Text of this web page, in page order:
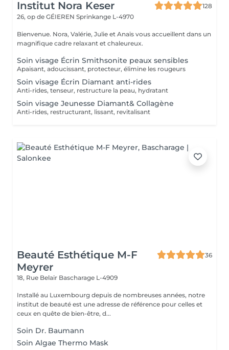
Institut Nora Keser
128
26, op de GÉIEREN Sprinkange L-4970
Bienvenue. Nora, Valérie, Julie et Anaïs vous accueillent dans un
magnifique cadre relaxant et chaleureux.
Soin visage Écrin Smithsonite peaux sensibles
Apaisant, adoucissant, protecteur, élimine les rougeurs
Soin visage Écrin Diamant anti-rides
Anti-rides, tenseur, restructure la peau, hydratant
Soin visage Jeunesse Diamant& Collagène
Anti-rides, restructurant, lissant, revitalisant
Beauté Esthétique M-F
Meyrer
36
18, Rue Belair Bascharage L-4909
Installé au Luxembourg depuis de nombreuses années, notre
institut de beauté est une adresse de référence pour celles et
ceux en quête de bien-être, d...
Soin Dr. Baumann
Soin Algae Thermo Mask